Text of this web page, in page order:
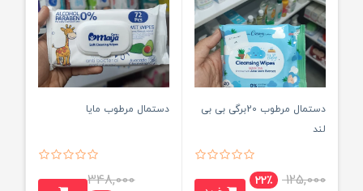
دستمال مرطوب 20برگی بی بی
لند
125,000
22٪
دستمال مرطوب مایا
348,000